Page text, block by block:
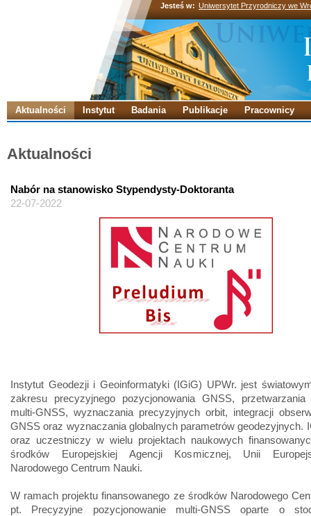
Jesteś w: Uniwersytet Przyrodniczy we
Aktualności Instytut Badania Publikacje Pracownicy
Aktualności
Nabór na stanowisko Stypendysty-Doktoranta
22-07-2022
Instytut Geodezji i Geoinformatyki (IGiG) UPWr. jest
zakresu precyzyjnego pozycjonowania GNSS, przetwarzania
multi-GNSS, wyznaczania precyzyjnych orbit, integracji
GNSS oraz wyznaczania globalnych parametrów geodezyjnych.
oraz uczestniczy w wielu projektach naukowych
środków Europejskiej Agencji Kosmicznej, Unii
Narodowego Centrum Nauki.
W ramach projektu finansowanego ze środków Narodowego
pt. Precyzyjne pozycjonowanie multi-GNSS oparte o